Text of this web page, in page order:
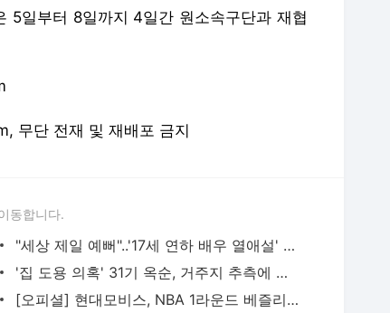
5일부터 8일까지 4일간 원소속구단과 재협
무단 전재 및 재배포 금지
동합니다.
"세상 제일 예뻐"..'17세 연하 배우 열애설' 성시경, 문가영과 조용히 컴백 [스타이슈] | 스타뉴스
'집 도용 의혹' 31기 옥순, 거주지 추측에 불쾌 "불안과 피해 초래" [전문] | 스타뉴스
[오피셜] 현대모비스, NBA 1라운드 베즐리 영입+프림 복귀... 외인 구성 완료 | 스타뉴스